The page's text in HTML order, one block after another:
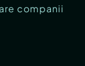
companii